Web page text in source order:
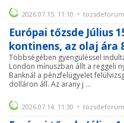
2026.07.15. 11:10 •
Európai tőzsde Július
kontinens, az olaj ára
Többségében gyengüléssel
London mínuszban állt a reggeli
Banknál a pénzfelügyelet
dolláron áll. Az arany j ...
2026.07.14. 11:30 •